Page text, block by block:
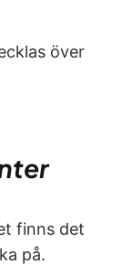
över
finns det
på.